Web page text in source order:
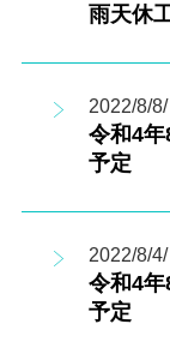
雨天休
2022/8/8/
令和4
予定
2022/8/4/
令和4
予定